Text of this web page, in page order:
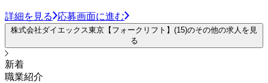
詳細を見る 応募画面に進む
株式会社ダイエックス東京【フォークリフト】(15)のその他の求人を見
る
新着
職業紹介